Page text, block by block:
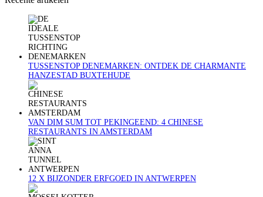
TUSSENSTOP DENEMARKEN: ONTDEK DE CHARMANTE
HANZESTAD BUXTEHUDE
VAN DIM SUM TOT PEKINGEEND: 4 CHINESE
RESTAURANTS IN AMSTERDAM
12 X BIJZONDER ERFGOED IN ANTWERPEN